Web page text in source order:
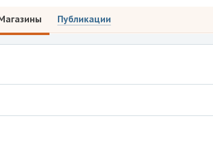
Публикации